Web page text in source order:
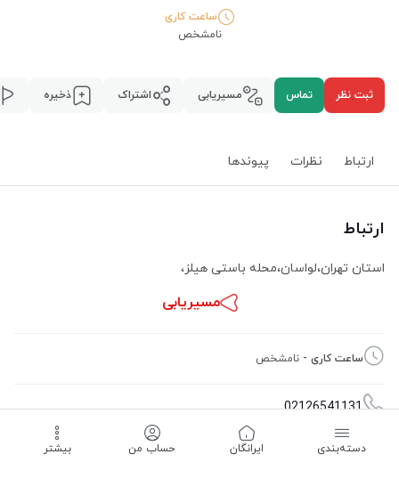
ساعت کاری
نامشخص
ثبت نظر تماس مسیریابی اشتراک ذخیره
ارتباط نظرات پیوند‌ها
ارتباط
استان تهران،لواسان،محله باستی هیلز،
مسیریابی
ساعت کاری - نامشخص
02126541131
دسته‌بندی ‌ایرانگان حساب من بیشتر